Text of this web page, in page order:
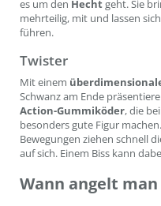
es um den Hechtgeht. Sie
mehrteilig, mit und lassen
führen.
Twister
Mit einem
Schwanz am Ende
Action-Gummiköder, die
besonders gute Figur
Bewegungen ziehen schnell
auf sich. Einem Biss kann
Wann angelt